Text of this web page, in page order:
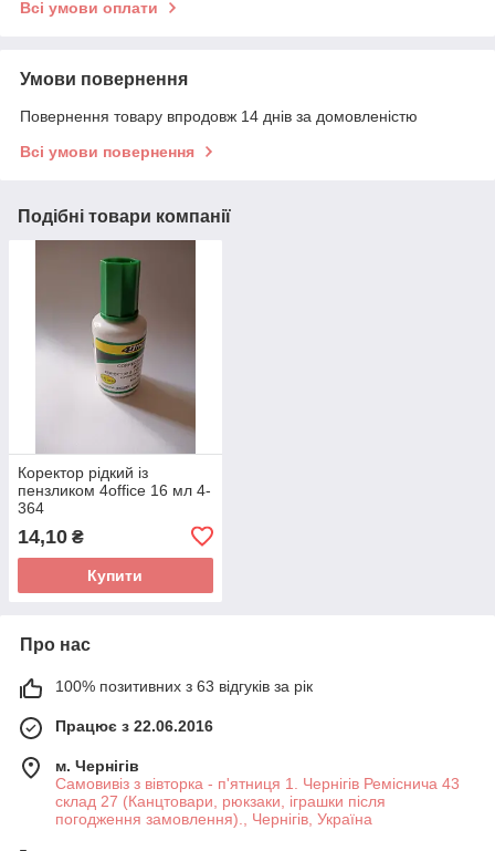
Всі умови оплати
Умови повернення
Повернення товару впродовж 14 днів за домовленістю
Всі умови повернення
Подібні товари компанії
Коректор рідкий із
пензликом 4office 16 мл 4-
364
14,10 ₴
Купити
Про нас
100% позитивних з 63 відгуків за рік
Працює з 22.06.2016
м. Чернігів
Самовивіз з вівторка - п'ятниця 1. Чернігів Реміснича 43
склад 27 (Канцтовари, рюкзаки, іграшки після
погодження замовлення)., Чернігів, Україна